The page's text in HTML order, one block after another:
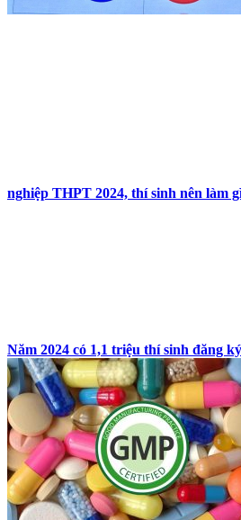
nghiệp THPT 2024, thí sinh nên làm
Năm 2024 có 1,1 triệu thí sinh đăng